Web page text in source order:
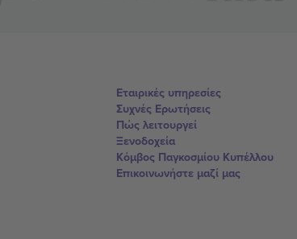
Εταιρικές υπηρεσίες
Συχνές Ερωτήσεις
Πώς λειτουργεί
Ξενοδοχεία
Κόμβος Παγκοσμίου Κυπέλλου
Επικοινωνήστε μαζί μας